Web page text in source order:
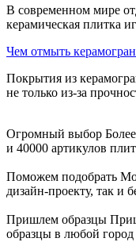
В современном мире
керамическая плитка
Чем отмыть
Покрытия из
не только из-за
Огромный выбор
и 40000 артикулов
Поможем подобрать
дизайн-проекту, так и
Пришлем образцы
образцы в любой город